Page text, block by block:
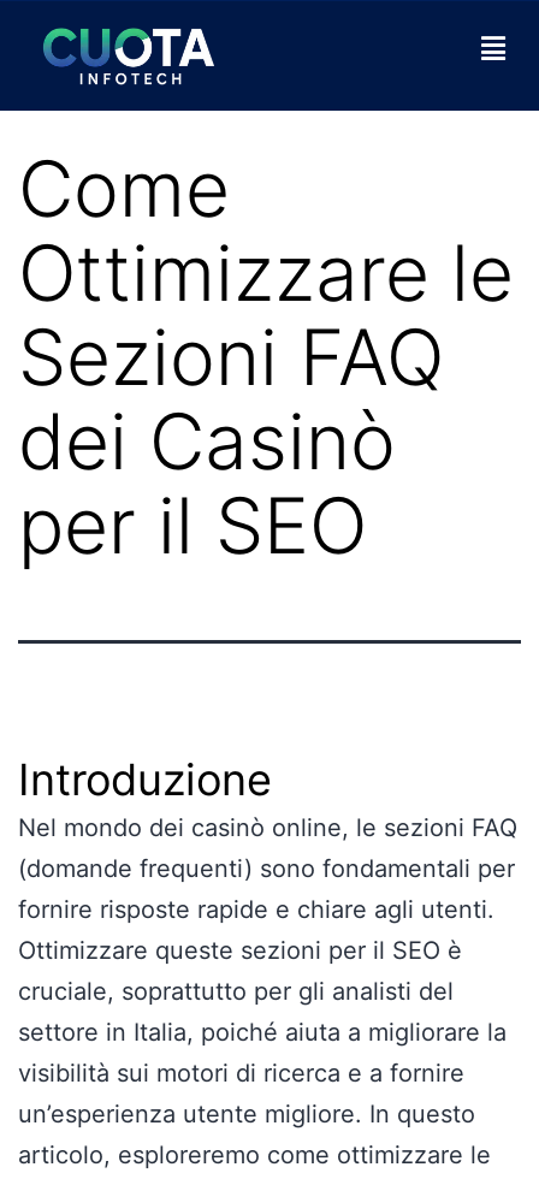
Come
Ottimizzare le
Sezioni FAQ
dei Casinò
per il SEO
Introduzione
Nel mondo dei casinò online, le sezioni FAQ
(domande frequenti) sono fondamentali per
fornire risposte rapide e chiare agli utenti.
Ottimizzare queste sezioni per il SEO è
cruciale, soprattutto per gli analisti del
settore in Italia, poiché aiuta a migliorare la
visibilità sui motori di ricerca e a fornire
un’esperienza utente migliore. In questo
articolo, esploreremo come ottimizzare le